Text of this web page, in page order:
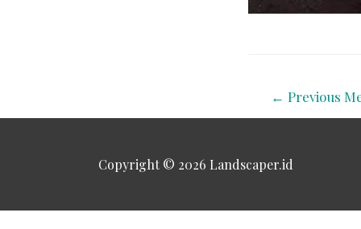
← Previous
Copyright © 2026 Landscaper.id